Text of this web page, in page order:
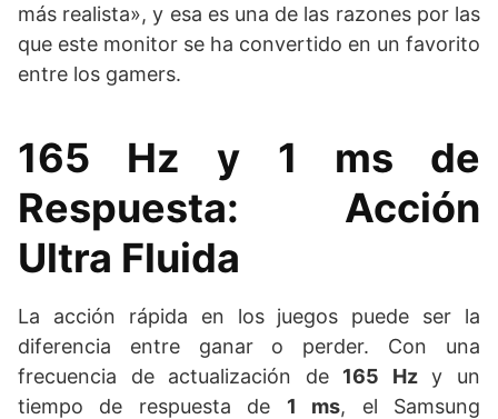
más realista», y esa es una de las razones por las
que este monitor se ha convertido en un favorito
entre los gamers.
165 Hz y 1 ms de
Respuesta: Acción
Ultra Fluida
La acción rápida en los juegos puede ser la
diferencia entre ganar o perder. Con una
frecuencia de actualización de 165 Hzy un
tiempo de respuesta de 1 ms, el Samsung